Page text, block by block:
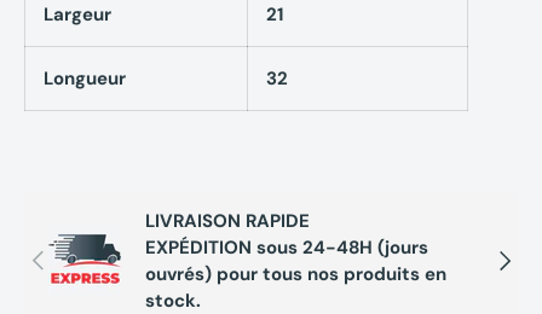
Largeur 21
Longueur 32
Précédent
LIVRAISON RAPIDE
EXPÉDITION sous 24-48H (jours
ouvrés) pour tous nos produits en
stock.